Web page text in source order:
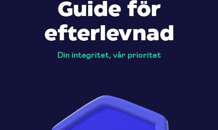
Guide för
efterlevnad
Din integritet, vår prioritet